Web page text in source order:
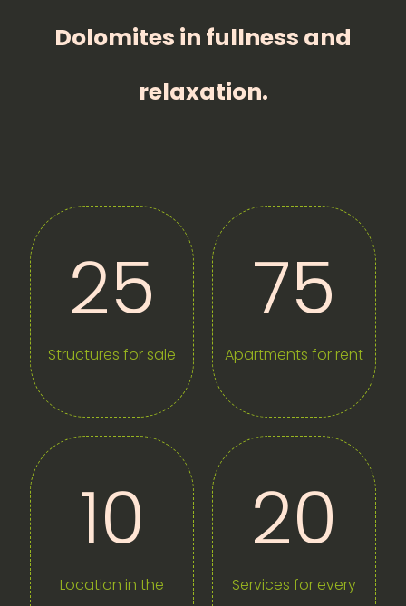
Dolomites in fullness and
relaxation.
25
Structures for sale
75
Apartments for rent
10
Location in the
20
Services for every